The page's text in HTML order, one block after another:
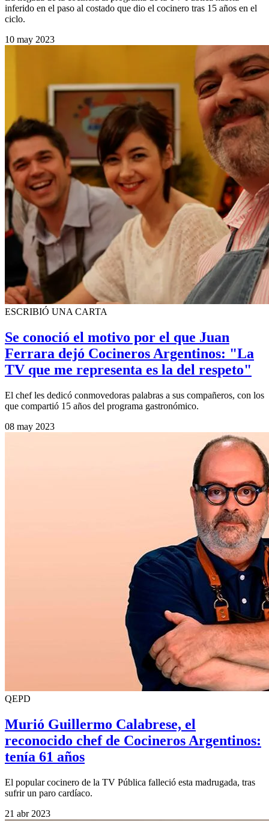
inferido en el paso al costado que dio el cocinero tras 15 años en el
ciclo.
10 may 2023
ESCRIBIÓ UNA CARTA
Se conoció el motivo por el que Juan
Ferrara dejó Cocineros Argentinos: "La
TV que me representa es la del respeto"
El chef les dedicó conmovedoras palabras a sus compañeros, con los
que compartió 15 años del programa gastronómico.
08 may 2023
QEPD
Murió Guillermo Calabrese, el
reconocido chef de Cocineros Argentinos:
tenía 61 años
El popular cocinero de la TV Pública falleció esta madrugada, tras
sufrir un paro cardíaco.
21 abr 2023